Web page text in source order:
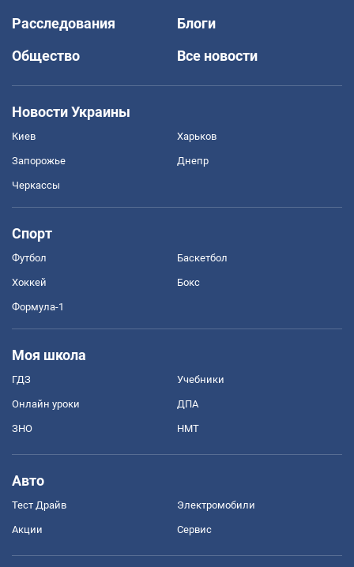
Расследования
Блоги
Общество
Все новости
Новости Украины
Киев Харьков
Запорожье Днепр
Черкассы
Спорт
Футбол Баскетбол
Хоккей Бокс
Формула-1
Моя школа
ГДЗ Учебники
Онлайн уроки ДПА
ЗНО НМТ
Авто
Тест Драйв Электромобили
Акции Сервис